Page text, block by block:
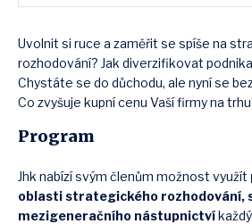
Uvolnit si ruce a zaměřit se spíše na
rozhodování? Jak diverzifikovat
Chystáte se do důchodu, ale nyní se
Co zvyšuje kupní cenu Vaší firmy na
Program
Jhk nabízí svým členům možnost využít
oblasti strategického rozhodování,
mezigeneračního nástupnictví